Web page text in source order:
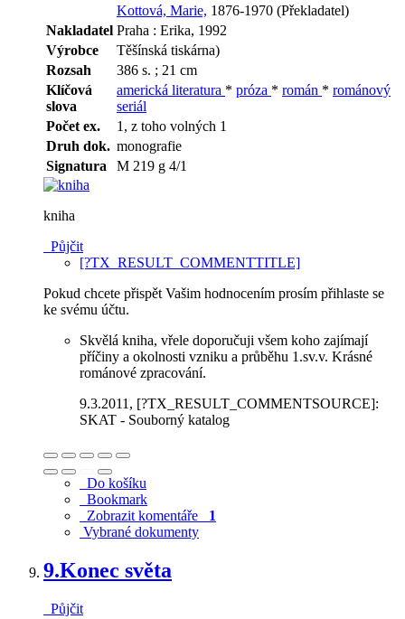
Kottová, Marie, 1876-1970 (Překladatel)
Nakladatel Praha : Erika, 1992
Výrobce
Těšínská tiskárna)
Rozsah
386 s. ; 21 cm
Klíčová
slova
americká literatura * próza * román * románový
seriál
Počet ex.
1, z toho volných 1
Druh dok. monografie
Signatura
M 219 g 4/1
kniha
Půjčit
[?TX_RESULT_COMMENTTITLE]
Pokud chcete přispět Vašim hodnocením prosím přihlaste se
ke svému účtu.
Skvělá kniha, vřele doporučuji všem koho zajímají
příčiny a okolnosti vzniku a průběhu 1.sv.v. Krásné
románové zpracování.
9.3.2011 , [?TX_RESULT_COMMENTSOURCE]:
SKAT - Souborný katalog
Do košíku
Bookmark
Zobrazit komentáře 1
Vybrané dokumenty
9.Konec světa
Půjčit